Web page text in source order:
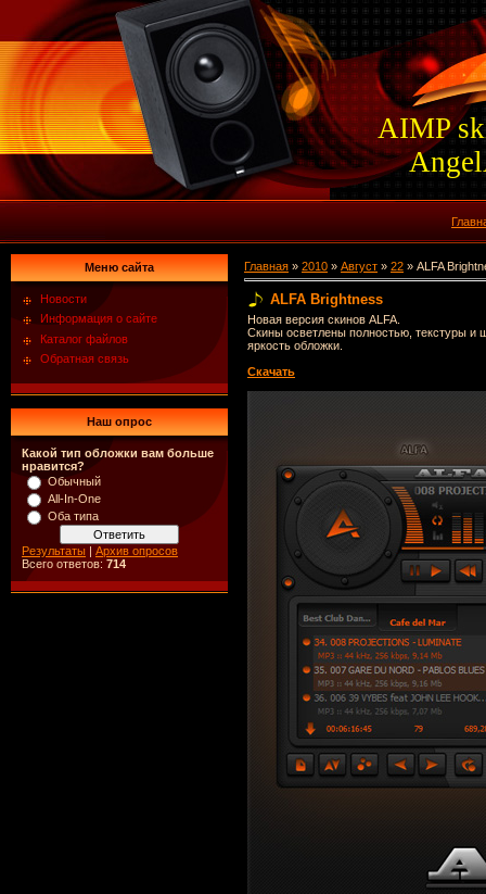
AIMP
Меню сайта
Новости
Информация о сайте
Каталог файлов
Обратная связь
Наш опрос
Какой тип обложки вам больше
нравится?
Обычный
All-In-One
Оба типа
Результаты | Архив опросов
Всего ответов: 714
Главная » 2010 » Август » 22 » ALFA
ALFA Brightness
Новая версия скинов ALFA.
Скины осветлены полностью, текстуры и
яркость обложки.
Скачать